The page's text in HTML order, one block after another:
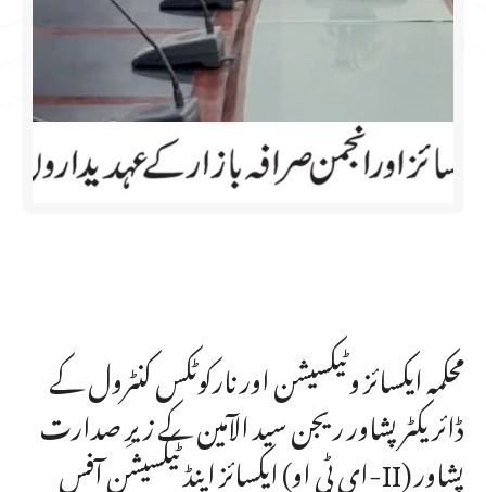
محکمہ ایکسائز وٹیکسیشن اور نارکوٹکس کنٹرول کے
ڈائریکٹر پشاور ریجن سید الآمین کے زیرِ صدارت
ایکسائز اینڈ ٹیکسیشن آفس (ای ٹی او-II) پشاور